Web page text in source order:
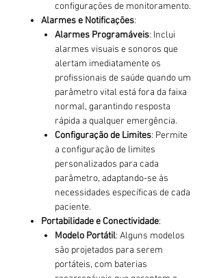
configurações de monitoramento.
Alarmes e Notificações:
Alarmes Programáveis: Inclui
alarmes visuais e sonoros que
alertam imediatamente os
profissionais de saúde quando um
parâmetro vital está fora da faixa
normal, garantindo resposta
rápida a qualquer emergência.
Configuração de Limites: Permite
a configuração de limites
personalizados para cada
parâmetro, adaptando-se às
necessidades específicas de cada
paciente.
Portabilidade e Conectividade:
Modelo Portátil: Alguns modelos
são projetados para serem
portáteis, com baterias